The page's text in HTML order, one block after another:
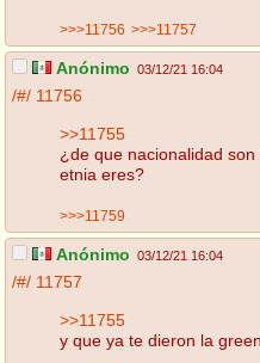
>>>11756 >>>11757
Anónimo 03/12/21 16:04
/#/ 11756
>>11755
¿de que nacionalidad
etnia eres?
>>>11759
Anónimo 03/12/21 16:04
/#/ 11757
>>11755
y que ya te dieron la